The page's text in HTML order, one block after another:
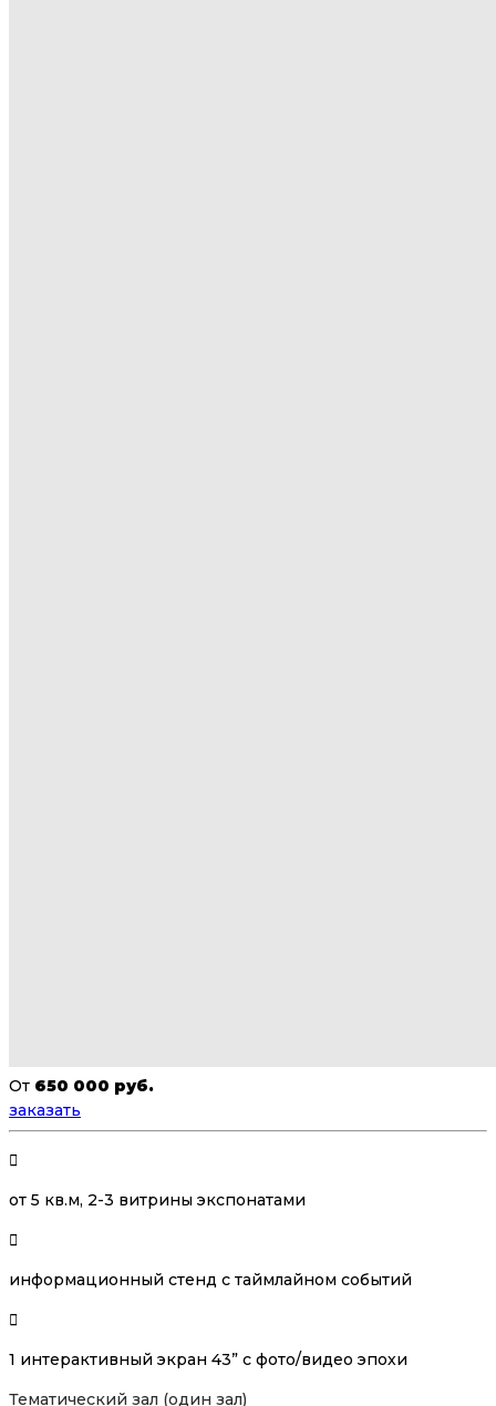
От 650 000 руб.
заказать
от 5 кв.м, 2-3 витрины экспонатами
информационный стенд с таймлайном событий
1 интерактивный экран 43” с фото/видео эпохи
Тематический зал (один зал)